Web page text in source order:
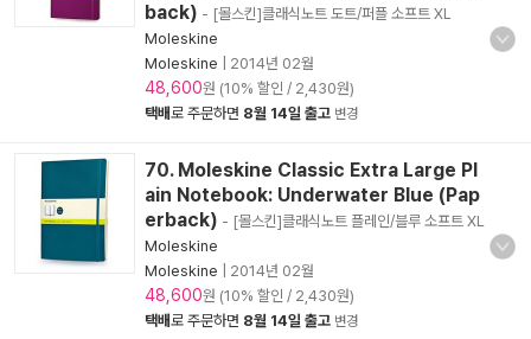
back) - [몰스킨]클래식노트 도트/퍼플 소프트 XL
Moleskine
Moleskine
2014년 02월
48,600원 (10% 할인 / 2,430원)
택배로 주문하면 8월 14일 출고 변경
70. Moleskine Classic Extra Large Pl
ain Notebook: Underwater Blue (Pap
erback) - [몰스킨]클래식노트 플레인/블루 소프트 XL
Moleskine
Moleskine
2014년 02월
48,600원 (10% 할인 / 2,430원)
택배로 주문하면 8월 14일 출고 변경